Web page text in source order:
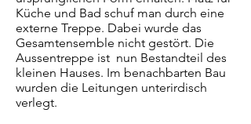
Küche und Bad schuf man durch eine
externe Treppe. Dabei wurde das
Gesamtensemble nicht gestört. Die
Aussentreppe ist nun Bestandteil des
kleinen Hauses. Im benachbarten Bau
wurden die Leitungen unterirdisch
verlegt.